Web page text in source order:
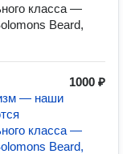
класса —
Beard,
1000 ₽
— наши
класса —
Beard,